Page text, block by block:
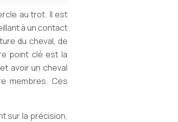
au trot. Il est
à un contact
du cheval, de
point clé est la
avoir un cheval
membres. Ces
sur la précision,